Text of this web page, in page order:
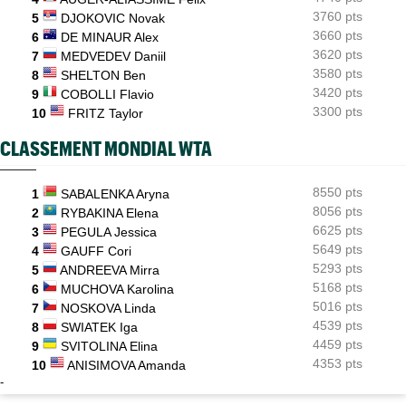
?
5
DJOKOVIC Novak
3760 pts
6
DE MINAUR Alex
3660 pts
7
MEDVEDEV Daniil
3620 pts
8
SHELTON Ben
3580 pts
9
COBOLLI Flavio
3420 pts
10
FRITZ Taylor 3300 pts
CLASSEMENT MONDIAL WTA
1 SABALENKA Aryna
8550 pts
2
RYBAKINA Elena
8056 pts
3
PEGULA Jessica
6625 pts
4
GAUFF Cori
5649 pts
5
ANDREEVA Mirra
5293 pts
6
MUCHOVA Karolina
5168 pts
7
NOSKOVA Linda
5016 pts
8
SWIATEK Iga
4539 pts
9
SVITOLINA Elina
4459 pts
10
ANISIMOVA Amanda 4353 pts
-